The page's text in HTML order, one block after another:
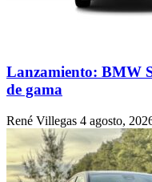
Lanzamiento: BMW
de gama
René Villegas 4 agosto,